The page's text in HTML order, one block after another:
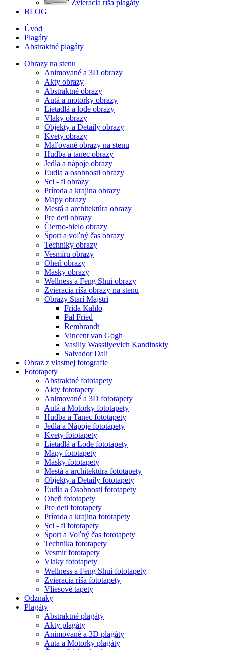
Zvieracia ríša plagáty
BLOG
Úvod
Plagáty
Abstraktné plagáty
Obrazy na stenu
Animované a 3D obrazy
Akty obrazy
Abstraktné obrazy
Autá a motorky obrazy
Lietadlá a lode obrazy
Vlaky obrazy
Objekty a Detaily obrazy
Kvety obrazy
Maľované obrazy na stenu
Hudba a tanec obrazy
Jedla a nápoje obrazy
Ľudia a osobnosti obrazy
Sci - fi obrazy
Príroda a krajina obrazy
Mapy obrazy
Mestá a architektúra obrazy
Pre deti obrazy
Čierno-bielo obrazy
Šport a voľný čas obrazy
Techniky obrazy
Vesmíru obrazy
Oheň obrazy
Masky obrazy
Wellness a Feng Shui obrazy
Zvieracia ríša obrazy na stenu
Obrazy Starí Majstri
Frida Kahlo
Pal Fried
Rembrandt
Vincent van Gogh
Vasiliy Wassilyevich Kandinskiy
Salvador Dali
Obraz z vlastnej fotografie
Fototapety
Abstraktné fototapety
Akty fototapety
Animované a 3D fototapety
Autá a Motorky fototapety
Hudba a Tanec fototapety
Jedla a Nápoje fototapety
Kvety fototapety
Lietadlá a Lode fototapety
Mapy fototapety
Masky fototapety
Mestá a architektúra fototapety
Objekty a Detaily fototapety
Ľudia a Osobnosti fototapety
Oheň fototapety
Pre deti fototapety
Príroda a krajina fototapety
Sci - fi fototapety
Šport a Voľný čas fototapety
Technika fototapety
Vesmir fototapety
Vlaky fototapety
Wellness a Feng Shui fototapety
Zvieracia ríša fototapety
Vliesové tapety
Odznaky
Plagáty
Abstraktné plagáty
Akty plagáty
Animované a 3D plagáty
Auta a Motorky plagáty